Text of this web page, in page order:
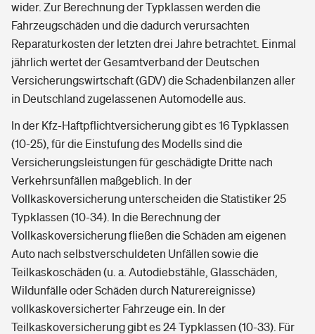
wider. Zur Berechnung der Typklassen werden die
Fahrzeugschäden und die dadurch verursachten
Reparaturkosten der letzten drei Jahre betrachtet. Einmal
jährlich wertet der Gesamtverband der Deutschen
Versicherungswirtschaft (GDV) die Schadenbilanzen aller
in Deutschland zugelassenen Automodelle aus.
In der Kfz-Haftpflichtversicherung gibt es 16 Typklassen
(10-25), für die Einstufung des Modells sind die
Versicherungsleistungen für geschädigte Dritte nach
Verkehrsunfällen maßgeblich. In der
Vollkaskoversicherung unterscheiden die Statistiker 25
Typklassen (10-34). In die Berechnung der
Vollkaskoversicherung fließen die Schäden am eigenen
Auto nach selbstverschuldeten Unfällen sowie die
Teilkaskoschäden (u. a. Autodiebstähle, Glasschäden,
Wildunfälle oder Schäden durch Naturereignisse)
vollkaskoversicherter Fahrzeuge ein. In der
Teilkaskoversicherung gibt es 24 Typklassen (10-33). Für